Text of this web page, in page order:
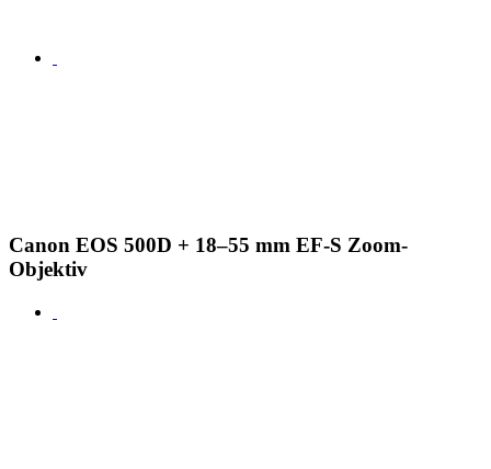
Canon EOS 500D + 18–55 mm EF-S Zoom-
Objektiv